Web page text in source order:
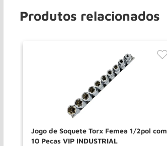
Produtos relacionados
Jogo de Soquete Torx Femea 1/2pol com
10 Pecas VIP INDUSTRIAL